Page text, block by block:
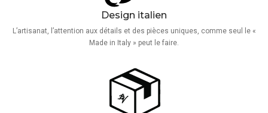
Design italien
L’artisanat, l’attention aux détails et des pièces uniques, comme seul le «
Made in Italy » peut le faire.